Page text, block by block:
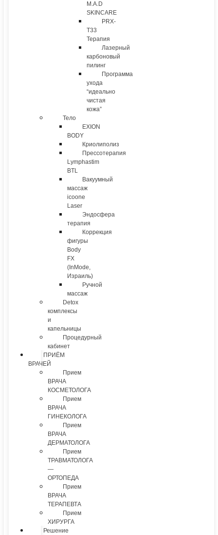
M.A.D
SKINCARE
PRX-
T33
Терапия
Лазерный
карбоновый
пилинг
Программа
ухода
“идеально
чистая
кожа”
Тело
EXION
BODY
Криолиполиз
Прессотерапия
Lymphastim
BTL
Вакуумный
массаж
icoone
Laser
Эндосфера
терапия
Коррекция
фигуры
Body
FX
(InMode,
Израиль)
Ручной
массаж
Detox
комплексы
и
капельницы
Процедурный
кабинет
ПРИЁМ
ВРАЧЕЙ
Прием
ВРАЧА
КОСМЕТОЛОГА
Прием
ВРАЧА
ГИНЕКОЛОГА
Прием
ВРАЧА
ДЕРМАТОЛОГА
Прием
ТРАВМАТОЛОГА
—
ОРТОПЕДА
Прием
ВРАЧА
ТЕРАПЕВТА
Прием
ХИРУРГА
Решение